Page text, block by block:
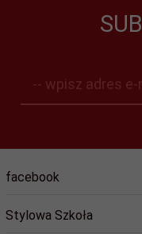
-- wpisz adres e-
facebook
Stylowa Szkoła